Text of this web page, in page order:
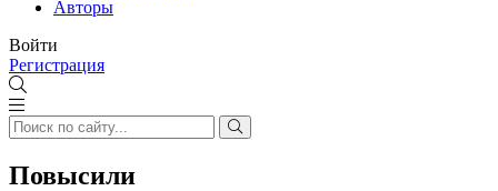
Авторы
Войти
Регистрация
Повысили